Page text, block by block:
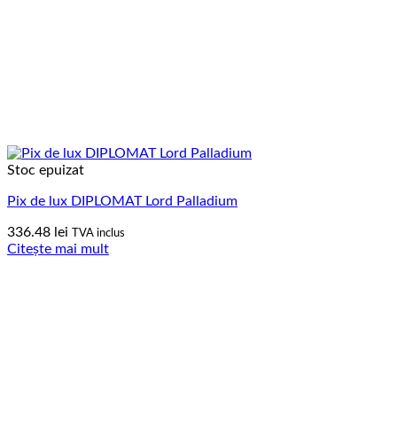
Stoc epuizat
Pix de lux DIPLOMAT Lord Palladium
336.48 lei TVA inclus
Citește mai mult